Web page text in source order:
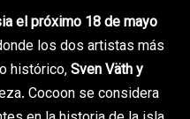
el próximo 18 de mayo
los dos artistas más
histórico,Sven Väth y
Cocoon se considera